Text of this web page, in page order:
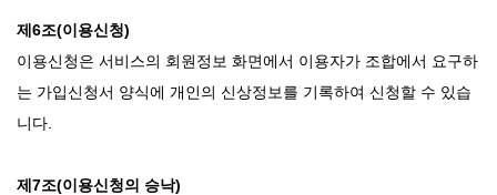
제6조(이용신청)
이용신청은 서비스의 회원정보 화면에서 이용자가 조합에서 요구하
는 가입신청서 양식에 개인의 신상정보를 기록하여 신청할 수 있습
니다.
제7조(이용신청의 승낙)